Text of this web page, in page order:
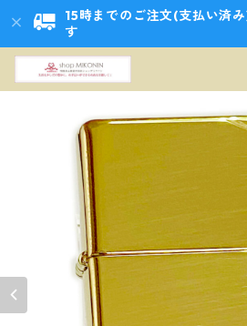
15時までのご注文(支払い済
す